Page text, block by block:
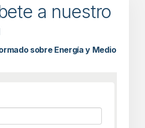
a nuestro
sobre Energía y Medio